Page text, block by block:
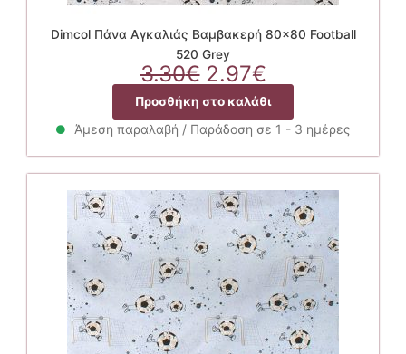
Dimcol Πάνα Αγκαλιάς Βαμβακερή 80×80 Football
520 Grey
3.30€ Original
price
was:
3.30€.
2.97€Η
τρέχουσα
τιμή
είναι:
2.97€.
Προσθήκη στο καλάθι
Άμεση παραλαβή / Παράδοση σε 1 - 3 ημέρες